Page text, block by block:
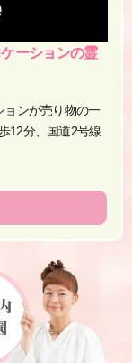
ーションの霊
ョンが売り物の一
12分、国道2号線